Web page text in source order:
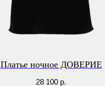
Платье ночное ДОВЕРИЕ
28 100 р.